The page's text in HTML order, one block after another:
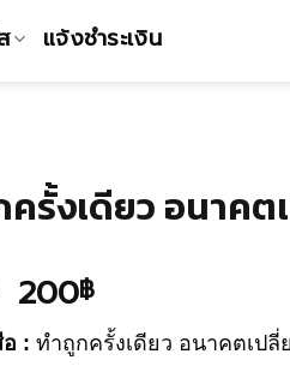
แจ้งชำระเงิน
ครั้งเดียว อนาค
200฿
: ทำถูกครั้งเดียว อนาคตเป